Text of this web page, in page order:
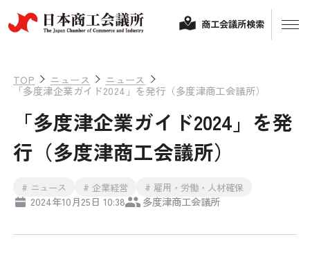
経営相談
商工会議所検索
TOP ニュース ニュース
「多度津企業ガイド2024」を発行（多度津商工会議所）
「多度津企業ガイド2024」を発
行（多度津商工会議所）
# ニュース # 企業経営 # 雇用・労働・人材確保
2024年10月25日 10:38 多度津商工会議所